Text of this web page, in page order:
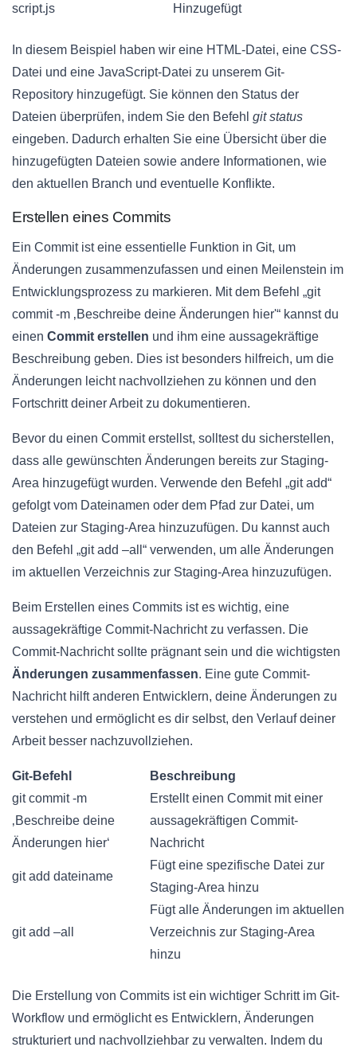
script.js Hinzugefügt
In diesem Beispiel haben wir eine HTML-Datei, eine CSS-
Datei und eine JavaScript-Datei zu unserem Git-
Repository hinzugefügt. Sie können den Status der
Dateien überprüfen, indem Sie den Befehl git status
eingeben. Dadurch erhalten Sie eine Übersicht über die
hinzugefügten Dateien sowie andere Informationen, wie
den aktuellen Branch und eventuelle Konflikte.
Erstellen eines Commits
Ein Commit ist eine essentielle Funktion in Git, um
Änderungen zusammenzufassen und einen Meilenstein im
Entwicklungsprozess zu markieren. Mit dem Befehl „git
commit -m ‚Beschreibe deine Änderungen hier'“ kannst du
einen Commit erstellen und ihm eine aussagekräftige
Beschreibung geben. Dies ist besonders hilfreich, um die
Änderungen leicht nachvollziehen zu können und den
Fortschritt deiner Arbeit zu dokumentieren.
Bevor du einen Commit erstellst, solltest du sicherstellen,
dass alle gewünschten Änderungen bereits zur Staging-
Area hinzugefügt wurden. Verwende den Befehl „git add“
gefolgt vom Dateinamen oder dem Pfad zur Datei, um
Dateien zur Staging-Area hinzuzufügen. Du kannst auch
den Befehl „git add –all“ verwenden, um alle Änderungen
im aktuellen Verzeichnis zur Staging-Area hinzuzufügen.
Beim Erstellen eines Commits ist es wichtig, eine
aussagekräftige Commit-Nachricht zu verfassen. Die
Commit-Nachricht sollte prägnant sein und die wichtigsten
Änderungen zusammenfassen. Eine gute Commit-
Nachricht hilft anderen Entwicklern, deine Änderungen zu
verstehen und ermöglicht es dir selbst, den Verlauf deiner
Arbeit besser nachzuvollziehen.
Git-Befehl
Beschreibung
git commit -m
‚Beschreibe deine
Änderungen hier‘
Erstellt einen Commit mit einer
aussagekräftigen Commit-
Nachricht
git add dateiname
Fügt eine spezifische Datei zur
Staging-Area hinzu
git add –all
Fügt alle Änderungen im aktuellen
Verzeichnis zur Staging-Area
hinzu
Die Erstellung von Commits ist ein wichtiger Schritt im Git-
Workflow und ermöglicht es Entwicklern, Änderungen
strukturiert und nachvollziehbar zu verwalten. Indem du